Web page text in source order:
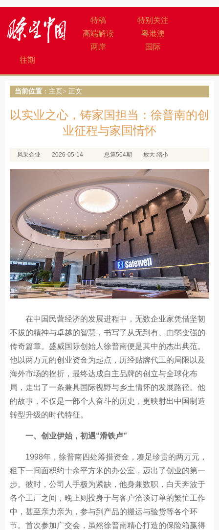
特稿
特别关注
高端解读
粤港澳
两岸
国际
往期
当前位置 ： 主页 > 正文
以实业之心，铸家国担当：徐普南的创
业征程与家国情怀
风采企业 2026-05-14 总第504期 放大 缩小
在中国民营经济的发展进程中，无数企业家凭借坚韧
不拔的精神与卓越的智慧，书写了从无到有、由弱变强的
传奇篇章。盛威国际创始人徐普南便是其中的杰出典范。
他以两万元的创业资金为起点，历经贴牌代工的局限以及
海外市场的挫折，最终达成自主品牌的创立与全球化布
局，走出了一条兼具国际视野与乡土情怀的发展路径。他
的故事，不仅是一部个人奋斗的历史，更映射出中国制造
转型升级的时代特征。
一、创业伊始，初遇“滑铁卢”
1998年，徐普南四处筹措资金，凑足珍贵的两万元，
租下一间面积约十余平方米的办公室，迈出了创业的第一
步。彼时，公司人手极为紧缺，他身兼数职，白天奔波于
各个工厂之间，晚上则投身于与客户洽谈订单的繁忙工作
中，甚至亲力亲为，参与到产品的搬运与验货等各个环
节。首次参加广交会，虽然徐普南精心打造的保险箱赢得